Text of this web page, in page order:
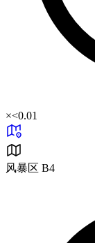
×<0.01
风暴区 B4